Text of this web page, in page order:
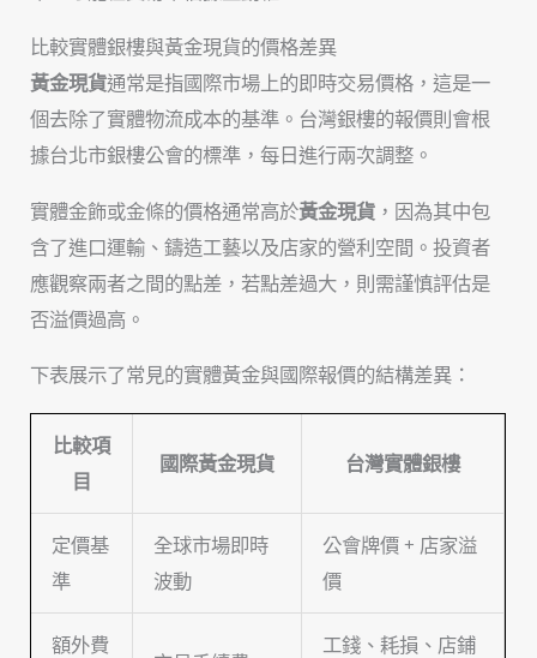
比較實體銀樓與黃金現貨的價格差異
黃金現貨通常是指國際市場上的即時交易價格，這是一
個去除了實體物流成本的基準。台灣銀樓的報價則會根
據台北市銀樓公會的標準，每日進行兩次調整。
實體金飾或金條的價格通常高於黃金現貨 ，因為其中包
含了進口運輸、鑄造工藝以及店家的營利空間。投資者
應觀察兩者之間的點差，若點差過大，則需謹慎評估是
否溢價過高。
下表展示了常見的實體黃金與國際報價的結構差異：
比較項
目
國際黃金現貨 台灣實體銀樓
定價基
準
全球市場即時
波動
公會牌價 + 店家溢
價
額外費 工錢、耗損、店鋪